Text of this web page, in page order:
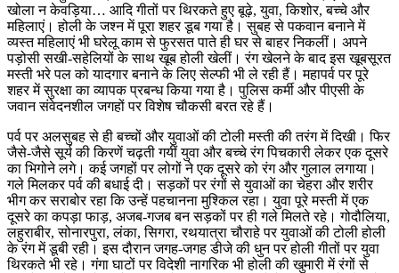
खोला न केवड़िया… आदि गीतों पर थिरकते हुए बूढ़े, युवा, किशोर, बच्चे और
महिलाएं। होली के जश्न में पूरा शहर डूब गया है। सुबह से पकवान बनाने में
व्यस्त महिलाएं भी घरेलू काम से फुरसत पाते ही घर से बाहर निकलीं। अपने
पड़ोसी सखी-सहेलियों के साथ खूब होली खेलीं। रंग खेलने के बाद इस खूबसूरत
मस्ती भरे पल को यादगार बनाने के लिए सेल्फी भी ले रही हैं। महापर्व पर पूरे
शहर में सुरक्षा का व्यापक प्रबन्ध किया गया है। पुलिस कर्मी और पीएसी के
जवान संवेदनशील जगहों पर विशेष चौकसी बरत रहे हैं।
पर्व पर अलसुबह से ही बच्चों और युवाओं की टोली मस्ती की तरंग में दिखी। फिर
जैसे-जैसे सूर्य की किरणें चढ़ती गयीं युवा और बच्चे रंग पिचकारी लेकर एक दूसरे
का भिगोने लगे। कई जगहों पर लोगों ने एक दूसरे को रंग और गुलाल लगाया।
गले मिलकर पर्व की बधाई दी। सड़कों पर रंगों से युवाओं का चेहरा और शरीर
भीग कर सराबोर रहा कि उन्हें पहचानना मुश्किल रहा। युवा पूरे मस्ती में एक
दूसरे का कपड़ा फाड़, अजब-गजब बन सड़कों पर ही गले मिलते रहे। गोदौलिया,
लहुराबीर, सोनारपुरा, लंका, सिगरा, रथयात्रा चौराहे पर युवाओं की टोली होली
के रंग में डूबी रही। इस दौरान जगह-जगह डीजे की धुन पर होली गीतों पर युवा
थिरकते भी रहे। गंगा घाटों पर विदेशी नागरिक भी होली की खुमारी में रंगों से